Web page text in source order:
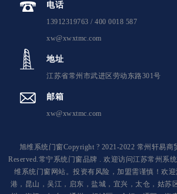
电话
13912319763 / 400 0018 587
xw@xwxtmc.com
地址
江苏省常州市武进区劳动东路301号
邮箱
xw@xwxtmc.com
旭维系统门窗Copyright ? 2021-2022 常州轩易
Reserved.常宁系统门窗品牌 . 欢迎访问江苏常州系
维系统门窗网站。投资有风险，加盟需谨慎！欢
港，昆山，吴江，启东，盐城，宜兴，太仓，姑苏